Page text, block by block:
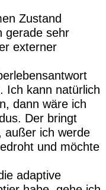
Zustand
gerade sehr
externer
Ich kann natürlich
dann wäre ich
Der bringt
außer ich werde
und möchte
adaptive